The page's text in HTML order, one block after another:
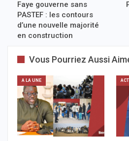
Faye gouverne sans
PASTEF : les contours
d’une nouvelle majorité
en construction
Vous Pourriez Aussi
A LA UNE